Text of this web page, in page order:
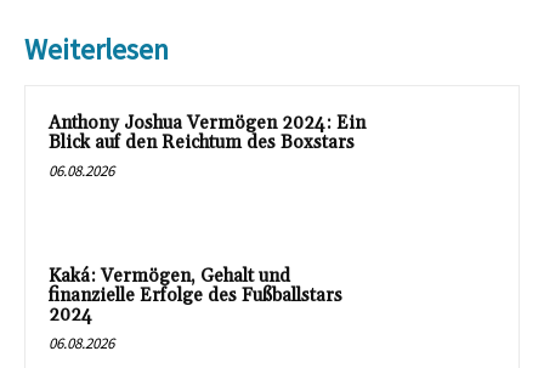
Weiterlesen
Anthony Joshua Vermögen 2024: Ein
Blick auf den Reichtum des Boxstars
06.08.2026
Kaká: Vermögen, Gehalt und
finanzielle Erfolge des Fußballstars
2024
06.08.2026